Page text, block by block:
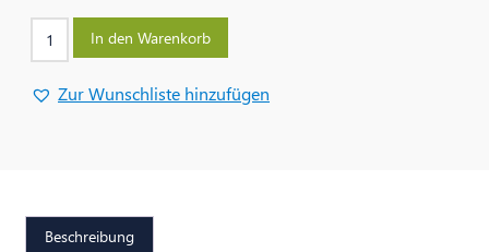
In den Warenkorb
Zur Wunschliste hinzufügen
Beschreibung